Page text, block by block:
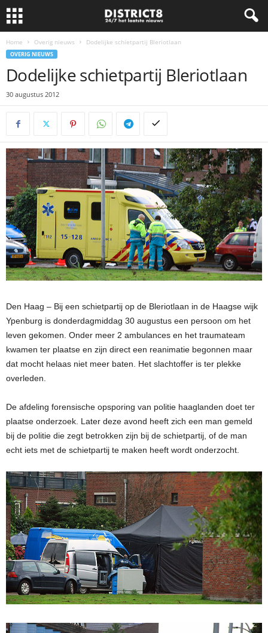
Home Overig nieuws Dodelijke schietpartij Bleriotlaan
OVERIG NIEUWS
Dodelijke schietpartij Bleriotlaan
30 augustus 2012
Den Haag – Bij een schietpartij op de Bleriotlaan in de Haagse wijk
Ypenburg is donderdagmiddag 30 augustus een persoon om het
leven gekomen. Onder meer 2 ambulances en het traumateam
kwamen ter plaatse en zijn direct een reanimatie begonnen maar
dat mocht helaas niet meer baten. Het slachtoffer is ter plekke
overleden.
De afdeling forensische opsporing van politie haaglanden doet ter
plaatse onderzoek. Later deze avond heeft zich een man gemeld
bij de politie die zegt betrokken zijn bij de schietpartij, of de man
echt iets met de schietpartij te maken heeft wordt onderzocht.